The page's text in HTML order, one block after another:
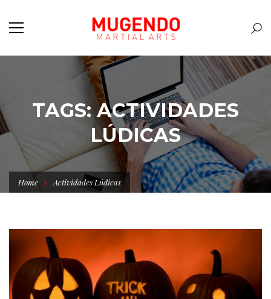
TAGS: ACTIVIDADES
LÚDICAS
Home Actividades Lúdicas